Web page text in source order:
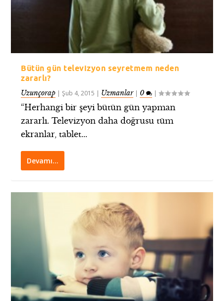
Bütün gün televizyon seyretmem neden
zararlı?
Uzunçorap |Şub 4, 2015 | Uzmanlar| 0 |
“Herhangi bir şeyi bütün gün yapman
zararlı. Televizyon daha doğrusu tüm
ekranlar, tablet...
Devamı…